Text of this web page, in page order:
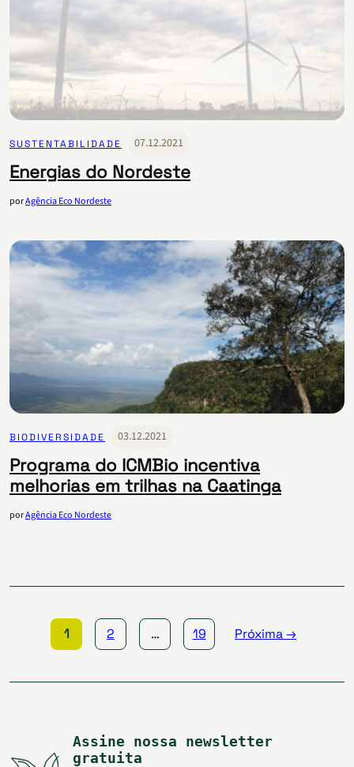
SUSTENTABILIDADE 07.12.2021
Energias do Nordeste
porAgência Eco Nordeste
BIODIVERSIDADE 03.12.2021
Programa do ICMBio incentiva
melhorias em trilhas na Caatinga
porAgência Eco Nordeste
de
1 2 … 19 Próxima →
Assine nossa newsletter
gratuita